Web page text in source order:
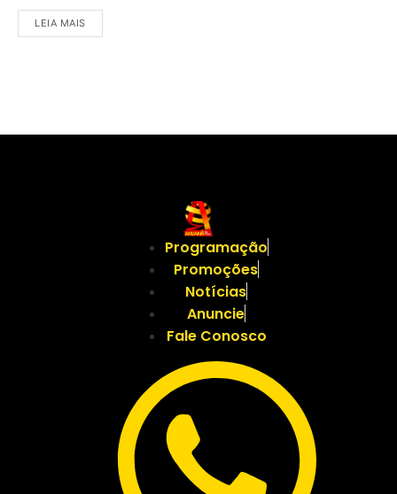
LEIA MAIS
Programação
Promoções
Notícias
Anuncie
Fale Conosco